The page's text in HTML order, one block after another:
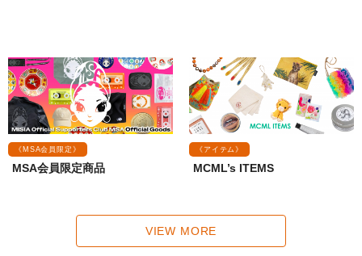
《MSA会員限定》
MSA会員限定商品
《アイテム》
MCML’s ITEMS
VIEW MORE